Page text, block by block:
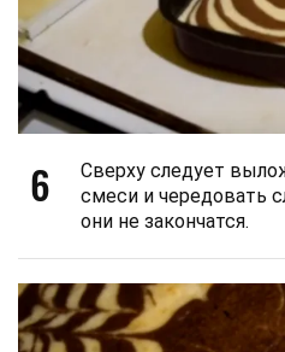
6
Сверху следует
смеси и чередовать
они не закончатся.